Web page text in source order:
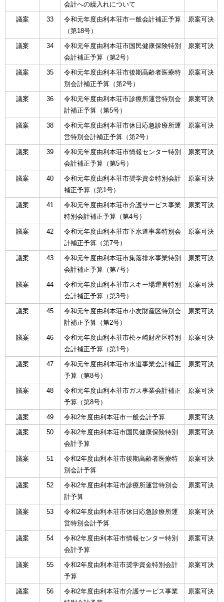
会計への繰入れについて
議案 33
令和元年度由利本荘市一般会計補正予算
（第18号）
原案可決
議案 34
令和元年度由利本荘市国民健康保険特別
会計補正予算（第2号）
原案可決
議案 35
令和元年度由利本荘市後期高齢者医療特
別会計補正予算（第2号）
原案可決
議案 36
令和元年度由利本荘市診療所運営特別会
計補正予算（第5号）
原案可決
議案 38
令和元年度由利本荘市休日応急診療所運
営特別会計補正予算（第2号）
原案可決
議案 39
令和元年度由利本荘市情報センター特別
会計補正予算（第5号）
原案可決
議案 40
令和元年度由利本荘市奨学資金特別会計
補正予算（第1号）
原案可決
議案 41
令和元年度由利本荘市介護サービス事業
特別会計補正予算（第4号）
原案可決
議案 42
令和元年度由利本荘市下水道事業特別会
計補正予算（第7号）
原案可決
議案 43
令和元年度由利本荘市集落排水事業特別
会計補正予算（第7号）
原案可決
議案 44
令和元年度由利本荘市スキー場運営特別
会計補正予算（第3号）
原案可決
議案 45
令和元年度由利本荘市小友財産区特別会
計補正予算（第2号）
原案可決
議案 46
令和元年度由利本荘市松ヶ崎財産区特別
会計補正予算（第1号）
原案可決
議案 47
令和元年度由利本荘市水道事業会計補正
予算（第8号）
原案可決
議案 48
令和元年度由利本荘市ガス事業会計補正
予算（第8号）
原案可決
議案 49 令和2年度由利本荘市一般会計予算
原案可決
議案
50
令和2年度由利本荘市国民健康保険特別
会計予算
原案可決
議案 51
令和2年度由利本荘市後期高齢者医療特
別会計予算
原案可決
議案 52
令和2年度由利本荘市診療所運営特別会
計予算
原案可決
議案 53
令和2年度由利本荘市休日応急診療所運
営特別会計予算
原案可決
議案 54
令和2年度由利本荘市情報センター特別
会計予算
原案可決
議案 55
令和2年度由利本荘市奨学資金特別会計
予算
原案可決
議案 56
令和2年度由利本荘市介護サービス事業
原案可決